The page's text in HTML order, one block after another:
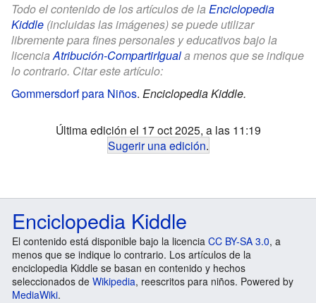
Todo el contenido de los artículos de la Enciclopedia
Kiddle (incluidas las imágenes) se puede utilizar
libremente para fines personales y educativos bajo la
licenciaAtribución-CompartirIguala menos que se indique
lo contrario. Citar este artículo:
Gommersdorf para Niños. Enciclopedia Kiddle.
Última edición el 17 oct 2025, a las 11:19
Sugerir una edición.
Enciclopedia Kiddle
El contenido está disponible bajo la licencia CC BY-SA 3.0, a
menos que se indique lo contrario. Los artículos de la
enciclopedia Kiddle se basan en contenido y hechos
seleccionados de Wikipedia, reescritos para niños. Powered by
MediaWiki.